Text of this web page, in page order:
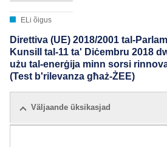
ELi õigus
Direttiva (UE) 2018/2001 tal-
Kunsill tal-11 ta' Diċembru 2018
użu tal-enerġija minn sorsi
(Test b'rilevanza għaż-ŻEE)
Väljaande üksikasjad